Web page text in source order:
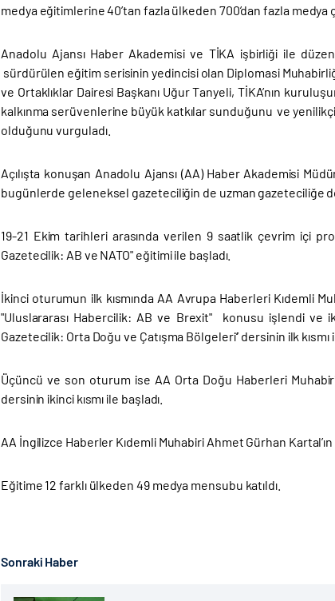
medya eğitimlerine 40’tan fazla ülkeden 700’dan fazla medya
Anadolu Ajansı Haber Akademisi ve TİKA işbirliği ile
sürdürülen eğitim serisinin yedincisi olan Diplomasi
ve Ortaklıklar Dairesi Başkanı Uğur Tanyeli, TİKA’nın
kalkınma serüvenlerine büyük katkılar sunduğunu ve
olduğunu vurguladı.
Açılışta konuşan Anadolu Ajansı (AA) Haber Akademisi
bugünlerde geleneksel gazeteciliğin de uzman gazeteciliğe
19-21 Ekim tarihleri arasında verilen 9 saatlik çevrim içi
Gazetecilik: AB ve NATO" eğitimi ile başladı.
İkinci oturumun ilk kısmında AA Avrupa Haberleri Kıdemli
"Uluslararası Habercilik: AB ve Brexit" konusu işlendi ve
Gazetecilik: Orta Doğu ve Çatışma Bölgeleri’’ dersinin ilk kısmı
Üçüncü ve son oturum ise AA Orta Doğu Haberleri Muhabiri
dersinin ikinci kısmı ile başladı.
AA İngilizce Haberler Kıdemli Muhabiri Ahmet Gürhan
Eğitime 12 farklı ülkeden 49 medya mensubu katıldı.
Sonraki Haber